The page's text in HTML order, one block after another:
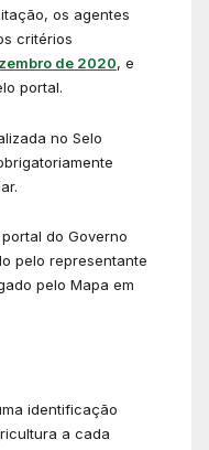
os agentes
critérios
de 2020, e
portal.
no Selo
do Governo
pelo representante
pelo Mapa em
identificação
a cada